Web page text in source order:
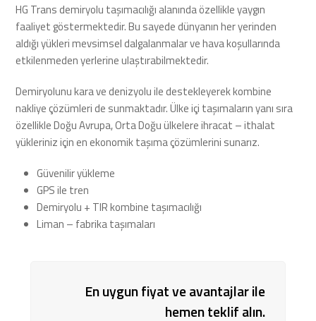
HG Trans demiryolu taşımacılığı alanında özellikle yaygın
faaliyet göstermektedir. Bu sayede dünyanın her yerinden
aldığı yükleri mevsimsel dalgalanmalar ve hava koşullarında
etkilenmeden yerlerine ulaştırabilmektedir.
Demiryolunu kara ve denizyolu ile destekleyerek kombine
nakliye çözümleri de sunmaktadır. Ülke içi taşımaların yanı sıra
özellikle Doğu Avrupa, Orta Doğu ülkelere ihracat – ithalat
yükleriniz için en ekonomik taşıma çözümlerini sunarız.
Güvenilir yükleme
GPS ile tren
Demiryolu + TIR kombine taşımacılığı
Liman – fabrika taşımaları
En uygun fiyat ve avantajlar ile
hemen teklif alın.